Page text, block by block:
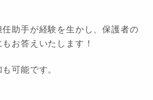
助手が経験を生かし、保護者の
お答えいたします！
可能です。